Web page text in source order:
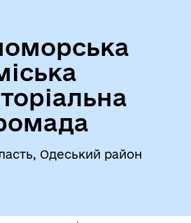
Одеський район